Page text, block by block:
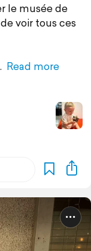
le musée de
voir tous ces
Read more